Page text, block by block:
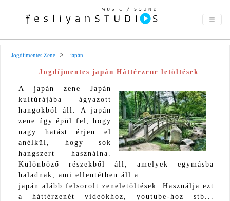
Jogdíjmentes Zene japán
Jogdíjmentes japán Háttérzene letöltések
A japán zene Japán
kultúrájába ágyazott
hangokból áll. A japán
zene úgy épül fel, hogy
nagy hatást érjen el
anélkül, hogy sok
hangszert használna.
Különböző részekből áll, amelyek egymásba
haladnak, ami ellentétben áll a ...
japán alább felsorolt ​​zeneletöltések. Használja ezt
a háttérzenét videókhoz, youtube-hoz stb...